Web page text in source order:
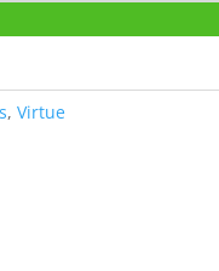
, Virtue